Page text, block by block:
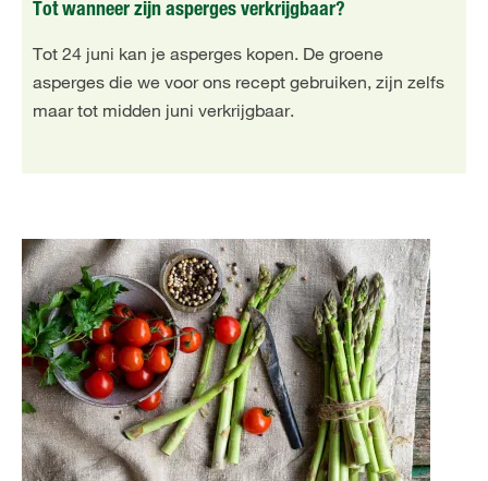
Tot wanneer zijn asperges verkrijgbaar?
Tot 24 juni kan je asperges kopen. De groene
asperges die we voor ons recept gebruiken, zijn zelfs
maar tot midden juni verkrijgbaar.